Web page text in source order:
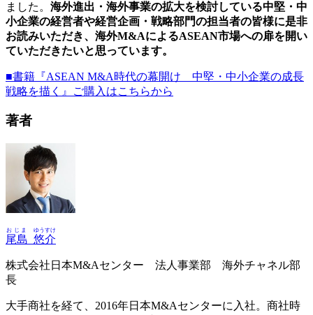
ました。 海外進出・海外事業の拡大を検討している中堅・中
小企業の経営者や経営企画・戦略部門の担当者の皆様に是非
お読みいただき、海外M&AによるASEAN市場への扉を開い
ていただきたいと思っています。
■書籍『ASEAN M&A時代の幕開け 中堅・中小企業の成長
戦略を描く』ご購入はこちらから
著者
尾島
おじま
悠介
ゆうすけ
株式会社日本M&Aセンター 法人事業部 海外チャネル部
長
大手商社を経て、2016年日本M&Aセンターに入社。商社時